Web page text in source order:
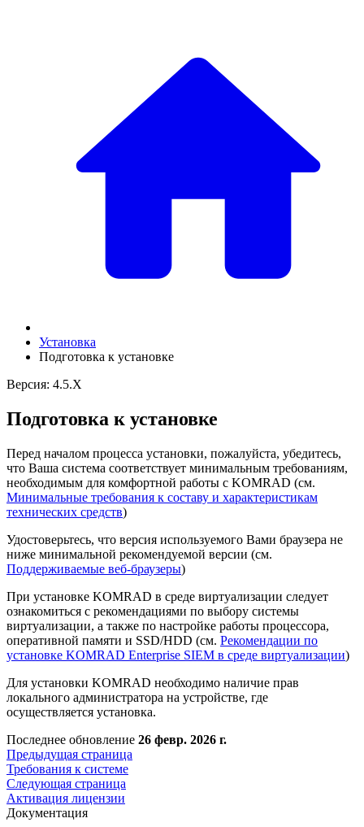
Установка
Подготовка к установке
Версия: 4.5.X
Подготовка к установке
Перед началом процесса установки, пожалуйста, убедитесь,
что Ваша система соответствует минимальным требованиям,
необходимым для комфортной работы с KOMRAD (cм.
Минимальные требования к составу и характеристикам
технических средств)
Удостоверьтесь, что версия используемого Вами браузера не
ниже минимальной рекомендуемой версии (cм.
Поддерживаемые веб-браузеры)
При установке KOMRAD в среде виртуализации следует
ознакомиться с рекомендациями по выбору системы
виртуализации, а также по настройке работы процессора,
оперативной памяти и SSD/HDD (cм. Рекомендации по
установке KOMRAD Enterprise SIEM в среде виртуализации)
Для установки KOMRAD необходимо наличие прав
локального администратора на устройстве, где
осуществляется установка.
Последнее обновление 26 февр. 2026 г.
Предыдущая страница
Требования к системе
Следующая страница
Активация лицензии
Документация